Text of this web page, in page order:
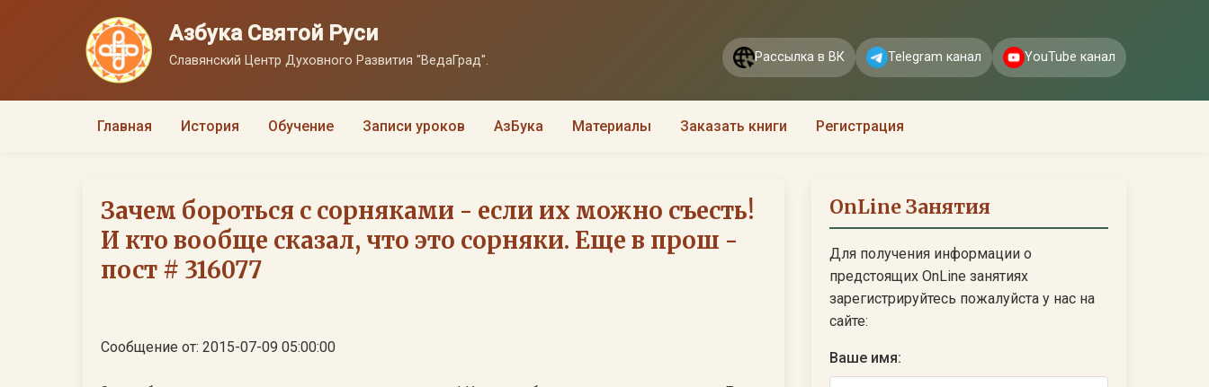
Азбука Святой Руси
Славянский Центр Духовного Развития "ВедаГрад". Рассылка в ВК Telegram канал YouTube канал
Главная История Обучение Записи уроков АзБука Материалы Заказать книги Регистрация
Зачем бороться с сорняками - если их можно съесть!
И кто вообще сказал, что это сорняки. Еще в прош -
пост # 316077
Сообщение от: 2015-07-09 05:00:00
OnLine Занятия
Для получения информации о
предстоящих OnLine занятиях
зарегистрируйтесь пожалуйста у нас на
сайте:
Ваше имя: